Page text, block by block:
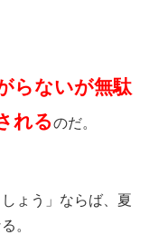
らないが無駄
れるのだ。
ょう」ならば、夏
。